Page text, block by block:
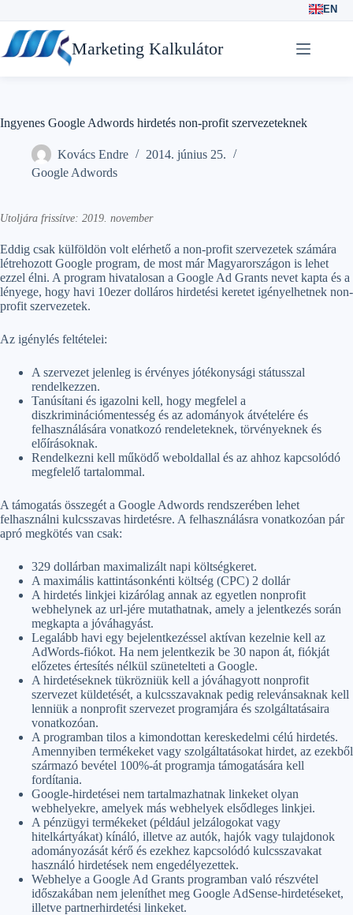
EN
Skip
content
Marketing Kalkulátor
Ingyenes Google Adwords hirdetés non-profit szervezeteknek
Kovács Endre
2014. június 25.
Google Adwords
Utoljára frissítve: 2019. november
Eddig csak külföldön volt elérhető a non-profit szervezetek számára
létrehozott Google program, de most már Magyarországon is lehet
ezzel élni. A program hivatalosan a Google Ad Grants nevet kapta és a
lényege, hogy havi 10ezer dolláros hirdetési keretet igényelhetnek non-
profit szervezetek.
Az igénylés feltételei:
A szervezet jelenleg is érvényes jótékonysági státusszal
rendelkezzen.
Tanúsítani és igazolni kell, hogy megfelel a
diszkriminációmentesség és az adományok átvételére és
felhasználására vonatkozó rendeleteknek, törvényeknek és
előírásoknak.
Rendelkezni kell működő weboldallal és az ahhoz kapcsolódó
megfelelő tartalommal.
A támogatás összegét a Google Adwords rendszerében lehet
felhasználni kulcsszavas hirdetésre. A felhasználásra vonatkozóan pár
apró megkötés van csak:
329 dollárban maximalizált napi költségkeret.
A maximális kattintásonkénti költség (CPC) 2 dollár
A hirdetés linkjei kizárólag annak az egyetlen nonprofit
webhelynek az url-jére mutathatnak, amely a jelentkezés során
megkapta a jóváhagyást.
Legalább havi egy bejelentkezéssel aktívan kezelnie kell az
AdWords-fiókot. Ha nem jelentkezik be 30 napon át, fiókját
előzetes értesítés nélkül szünetelteti a Google.
A hirdetéseknek tükrözniük kell a jóváhagyott nonprofit
szervezet küldetését, a kulcsszavaknak pedig relevánsaknak kell
lenniük a nonprofit szervezet programjára és szolgáltatásaira
vonatkozóan.
A programban tilos a kimondottan kereskedelmi célú hirdetés.
Amennyiben termékeket vagy szolgáltatásokat hirdet, az ezekből
származó bevétel 100%-át programja támogatására kell
fordítania.
Google-hirdetései nem tartalmazhatnak linkeket olyan
webhelyekre, amelyek más webhelyek elsődleges linkjei.
A pénzügyi termékeket (például jelzálogokat vagy
hitelkártyákat) kínáló, illetve az autók, hajók vagy tulajdonok
adományozását kérő és ezekhez kapcsolódó kulcsszavakat
használó hirdetések nem engedélyezettek.
Webhelye a Google Ad Grants programban való részvétel
időszakában nem jeleníthet meg Google AdSense-hirdetéseket,
illetve partnerhirdetési linkeket.